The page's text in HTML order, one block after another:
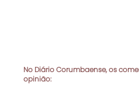
No Diário Corumbaense, os
opinião: